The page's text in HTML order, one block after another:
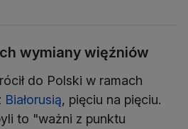
wymiany więźniów
do Polski w ramach
Białorusią, pięciu na pięciu.
to "ważni z punktu